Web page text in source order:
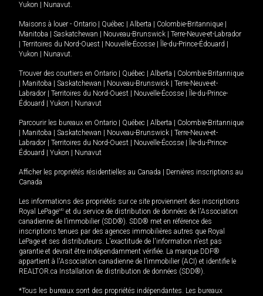
Yukon
Nunavut.
Maisons à louer - Ontario Québec Alberta Colombie-Britannique
Manitoba
Saskatchewan Nouveau-Brunswick
Terre-Neuve-et-Labrador
Territoires du Nord-Ouest Nouvelle-Écosse Île-du-Prince-Édouard
Yukon
Nunavut.
Trouver des courtiers en Ontario Québec Alberta
Colombie-Britannique
Manitoba Saskatchewan Nouveau-Brunswick
Terre-Neuve-et-
Labrador
Territoires du Nord-Ouest Nouvelle-Écosse
Île-du-Prince-
Édouard
Yukon Nunavut
Parcourir les bureaux en Ontario Québec Alberta
Colombie-Britannique
Manitoba Saskatchewan Nouveau-Brunswick
Terre-Neuve-et-
Labrador
Territoires du Nord-Ouest Nouvelle-Écosse
Île-du-Prince-
Édouard
Yukon Nunavut
Afficher les propriétés résidentielles au Canada
Dernières inscriptions au
Canada
Les informations des propriétés sur ce site proviennent des inscriptions
Royal LePageMD et du service de distribution de données de l'Association
canadienne de l’immobilier (SDD®). SDD® met en référence des
inscriptions tenues par des agences immobilières autres que Royal
LePage et ses distributeurs. L'exactitude de l'information n'est pas
garantie et devrait être indépendamment vérifiée. La marque DDF®
appartient à l'Association canadienne de l’immobilier (ACI) et identifie le
REALTOR.ca Installation de distribution de données (SDD®).
*Tous les bureaux sont des propriétés indépendantes. Les bureaux